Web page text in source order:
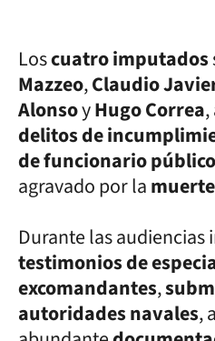
Loscuatro imputados
Mazzeo,Claudio
AlonsoyHugo Correa,
delitos de
de funcionario público
agravado por la
Durante las
testimonios de
excomandantes,
autoridades navales,